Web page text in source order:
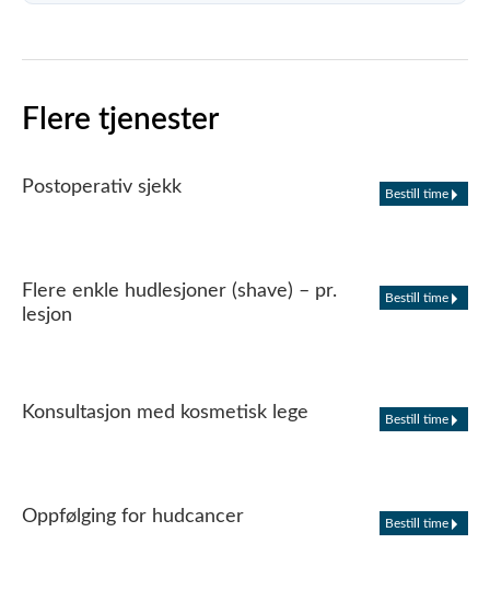
Flere tjenester
Postoperativ sjekk Bestill time
Flere enkle hudlesjoner (shave) – pr.
lesjon
Bestill time
Konsultasjon med kosmetisk lege Bestill time
Oppfølging for hudcancer Bestill time